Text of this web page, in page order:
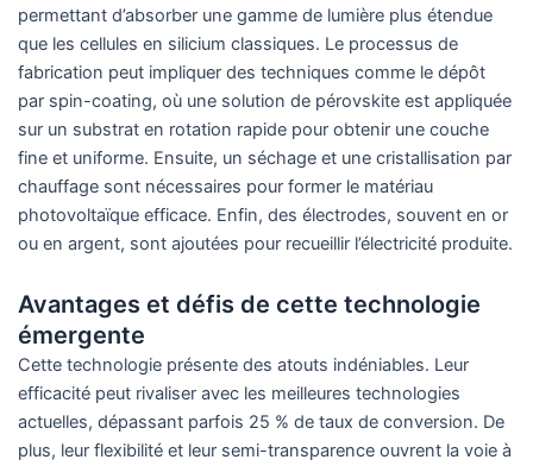
permettant d’absorber une gamme de lumière plus étendue
que les cellules en silicium classiques. Le processus de
fabrication peut impliquer des techniques comme le dépôt
par spin-coating, où une solution de pérovskite est appliquée
sur un substrat en rotation rapide pour obtenir une couche
fine et uniforme. Ensuite, un séchage et une cristallisation par
chauffage sont nécessaires pour former le matériau
photovoltaïque efficace. Enfin, des électrodes, souvent en or
ou en argent, sont ajoutées pour recueillir l’électricité produite.
Avantages et défis de cette technologie
émergente
Cette technologie présente des atouts indéniables. Leur
efficacité peut rivaliser avec les meilleures technologies
actuelles, dépassant parfois 25 % de taux de conversion. De
plus, leur flexibilité et leur semi-transparence ouvrent la voie à